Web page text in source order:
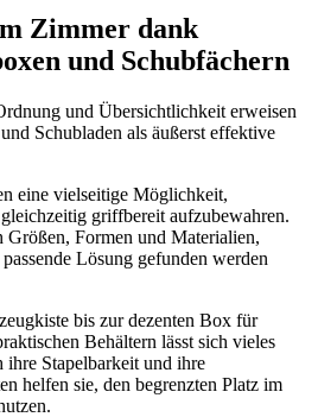
Zimmer dank
und Schubfächern
und Übersichtlichkeit erweisen
Schubladen als äußerst effektive
eine vielseitige Möglichkeit,
griffbereit aufzubewahren.
Größen, Formen und Materialien,
Lösung gefunden werden
bis zur dezenten Box für
Behältern lässt sich vieles
Stapelbarkeit und ihre
helfen sie, den begrenzten Platz im